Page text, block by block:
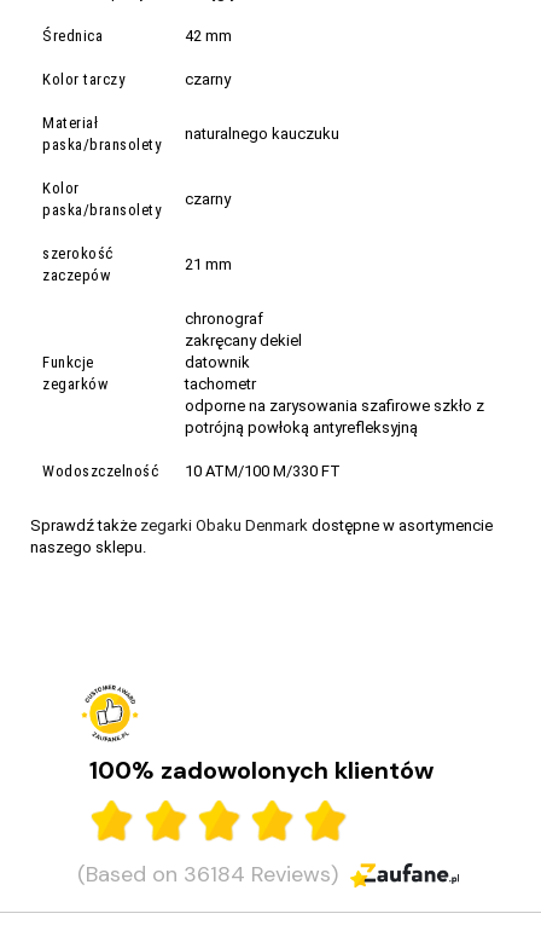
Średnica 42 mm
Kolor tarczy czarny
Materiał
paska/bransolety
naturalnego kauczuku
Kolor
paska/bransolety
czarny
szerokość
zaczepów
21 mm
Funkcje
zegarków
chronograf
zakręcany dekiel
datownik
tachometr
odporne na zarysowania szafirowe szkło z
potrójną powłoką antyrefleksyjną
Wodoszczelność 10 ATM/100 M/330 FT
Sprawdź także zegarki Obaku Denmark dostępne w asortymencie
naszego sklepu.
100% zadowolonych klientów
(Based on 36184 Reviews)